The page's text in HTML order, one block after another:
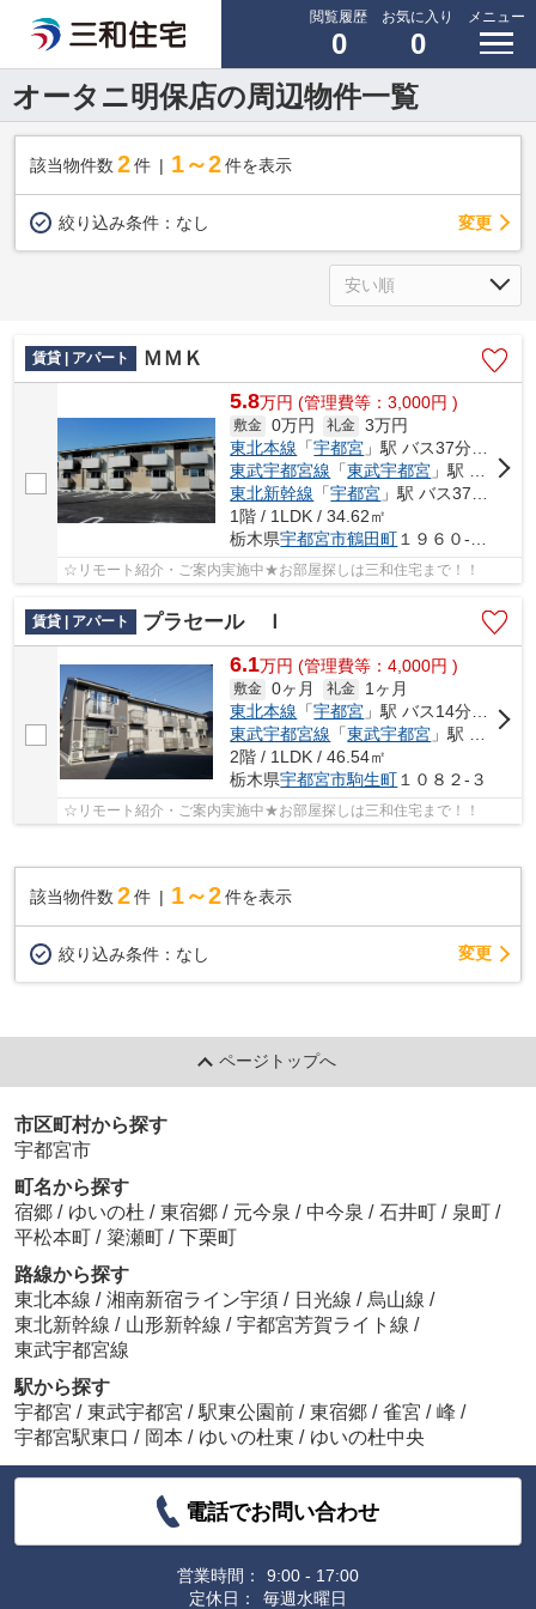
閲覧履歴
0
お気に入り
0
メニュー
オータニ明保店の周辺物件一覧
該当物件数 2件 1～2 件を表示
絞り込み条件： なし 変更
賃貸 | アパート ＭＭＫ
5.8万円 (管理費等：3,000円 )
敷金 0万円 礼金 3万円
東北本線 「宇都宮 」駅 バス37分 「鶴田橋（栃木県）」 停歩6分
東武宇都宮線 「東武宇都宮 」駅 バス12分 「鶴田橋」 停歩5分
東北新幹線 「宇都宮 」駅 バス37分 「鶴田橋（栃木県）」 停歩6分
1階 / 1LDK / 34.62㎡
栃木県宇都宮市鶴田町１９６０-１１４
☆リモート紹介・ご案内実施中★お部屋探しは三和住宅まで！！
賃貸 | アパート プラセール Ｉ
6.1万円 (管理費等：4,000円 )
敷金 0ヶ月 礼金
1ヶ月
東北本線 「宇都宮 」駅 バス14分 「駒生運動公園」 停歩25分
東武宇都宮線 「東武宇都宮 」駅 バス16分 「西の宮団地」 停歩9分
2階 / 1LDK / 46.54㎡
栃木県宇都宮市駒生町１０８２-３
☆リモート紹介・ご案内実施中★お部屋探しは三和住宅まで！！
該当物件数 2件 1～2 件を表示
絞り込み条件： なし 変更
ページトップへ
市区町村から探す
宇都宮市
町名から探す
宿郷 / ゆいの杜 / 東宿郷 / 元今泉 / 中今泉 / 石井町 / 泉町 /
平松本町 / 簗瀬町 / 下栗町
路線から探す
東北本線 / 湘南新宿ライン宇須 / 日光線 / 烏山線 /
東北新幹線 / 山形新幹線 / 宇都宮芳賀ライト線 /
東武宇都宮線
駅から探す
宇都宮 / 東武宇都宮 / 駅東公園前 / 東宿郷 / 雀宮 / 峰 /
宇都宮駅東口 / 岡本 / ゆいの杜東 / ゆいの杜中央
電話でお問い合わせ
営業時間：
9:00 - 17:00
定休日：
毎週水曜日